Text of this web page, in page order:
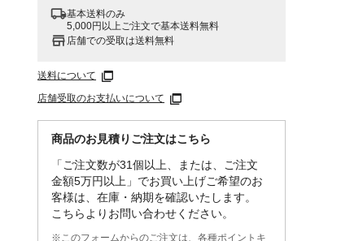
基本送料のみ
5,000円以上ご注文で基本送料無料
店舗での受取は送料無料
送料について
店舗受取のお支払いについて
商品のお見積りご注文はこちら
「ご注文数が31個以上、または、ご注文
金額5万円以上」でお買い上げご希望のお
客様は、在庫・納期を確認いたします。
こちらよりお問い合わせください。
※このフォームからのご注文は、各種ポイントキ